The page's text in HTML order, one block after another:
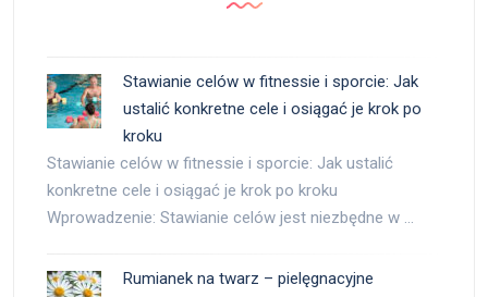
Stawianie celów w fitnessie i sporcie: Jak
ustalić konkretne cele i osiągać je krok po
kroku
Stawianie celów w fitnessie i sporcie: Jak ustalić
konkretne cele i osiągać je krok po kroku
Wprowadzenie: Stawianie celów jest niezbędne w …
Rumianek na twarz – pielęgnacyjne